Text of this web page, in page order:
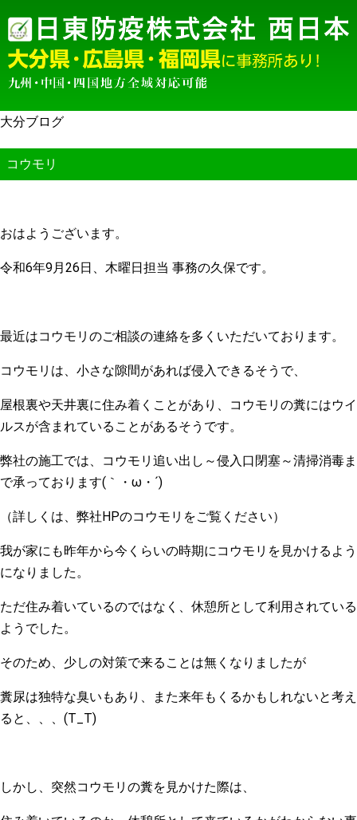
大分ブログ
コウモリ
おはようございます。
令和6年9月26日、木曜日担当 事務の久保です。
最近はコウモリのご相談の連絡を多くいただいております。
コウモリは、小さな隙間があれば侵入できるそうで、
屋根裏や天井裏に住み着くことがあり、コウモリの糞にはウイ
ルスが含まれていることがあるそうです。
弊社の施工では、コウモリ追い出し～侵入口閉塞～清掃消毒ま
で承っております(｀・ω・´)ゞ
（詳しくは、弊社HPのコウモリをご覧ください）
我が家にも昨年から今くらいの時期にコウモリを見かけるよう
になりました。
ただ住み着いているのではなく、休憩所として利用されている
ようでした。
そのため、少しの対策で来ることは無くなりましたが
糞尿は独特な臭いもあり、また来年もくるかもしれないと考え
ると、、、(T_T)
しかし、突然コウモリの糞を見かけた際は、